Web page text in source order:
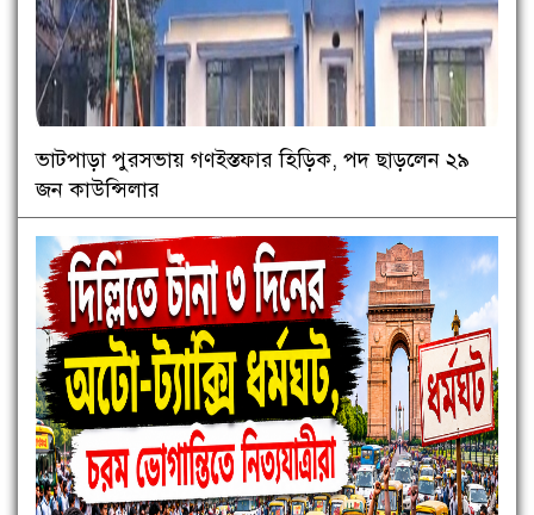
ভাটপাড়া পুরসভায় গণইস্তফার হিড়িক, পদ ছাড়লেন ২৯
জন কাউন্সিলার